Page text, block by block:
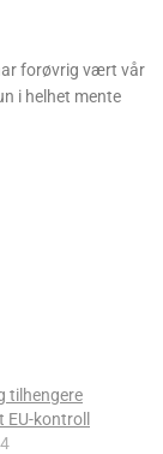
forøvrig vært vår
i helhet mente
tilhengere
kontroll